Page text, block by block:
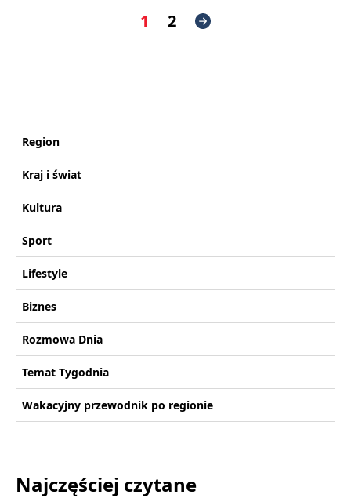
1 2
Region
Kraj i świat
Kultura
Sport
Lifestyle
Biznes
Rozmowa Dnia
Temat Tygodnia
Wakacyjny przewodnik po regionie
Najczęściej czytane